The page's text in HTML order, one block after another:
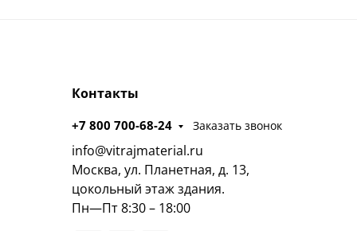
Контакты
+7 800 700-68-24 Заказать звонок
info@vitrajmaterial.ru
Москва, ул. Планетная, д. 13,
цокольный этаж здания.
Пн—Пт 8:30 – 18:00